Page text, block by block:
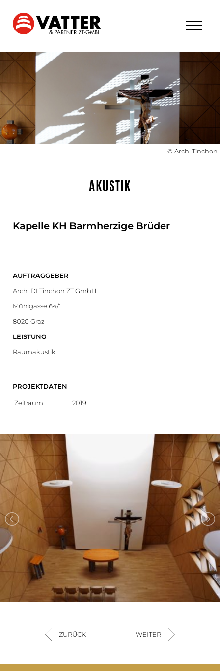
© Arch. Tinchon
AKUSTIK
Kapelle KH Barmherzige Brüder
AUFTRAGGEBER
Arch. DI Tinchon ZT GmbH
Mühlgasse 64/1
8020 Graz
LEISTUNG
Raumakustik
PROJEKTDATEN
Zeitraum 2019
ZURÜCK WEITER